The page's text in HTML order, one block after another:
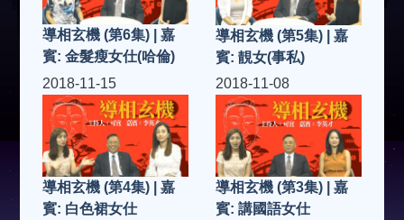
導相玄機 (第6集) | 嘉
賓: 金髮瘦女仕(哈倫)
導相玄機 (第5集) | 嘉
賓: 靚女(事私)
2018-11-15
導相玄機 (第4集) | 嘉
賓: 白色裙女仕
2018-11-08
導相玄機 (第3集) | 嘉
賓: 講國語女仕